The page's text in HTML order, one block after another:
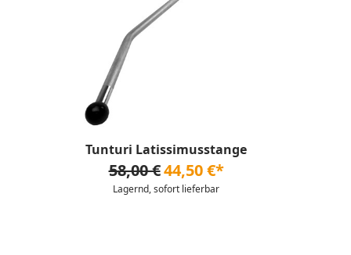
Tunturi Latissimusstange
58,00 €44,50 €*
Lagernd, sofort lieferbar